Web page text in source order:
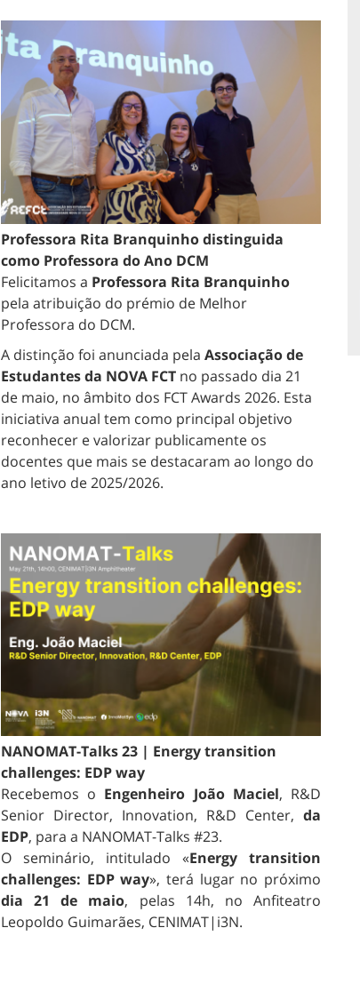
Professora Rita Branquinho distinguida
como Professora do Ano DCM
Felicitamos a Professora Rita Branquinho
pela atribuição do prémio de Melhor
Professora do DCM.
A distinção foi anunciada pela Associação de
Estudantes da NOVA FCT no passado dia 21
de maio, no âmbito dos FCT Awards 2026. Esta
iniciativa anual tem como principal objetivo
reconhecer e valorizar publicamente os
docentes que mais se destacaram ao longo do
ano letivo de 2025/2026.
NANOMAT-Talks 23 | Energy transition
challenges: EDP way
Recebemos o Engenheiro João Maciel, R&D
Senior Director, Innovation, R&D Center, da
EDP, para a NANOMAT-Talks #23.
O seminário, intitulado «Energy transition
challenges: EDP way», terá lugar no próximo
dia 21 de maio, pelas 14h, no Anfiteatro
Leopoldo Guimarães, CENIMAT|i3N.